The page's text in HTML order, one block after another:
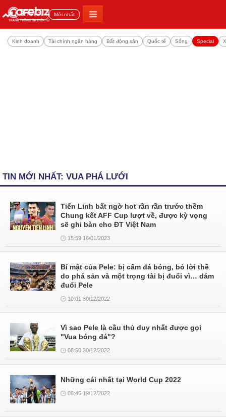
Đọc nhiều Mới nhất
Kinh doanh Tài chính ngân hàng Bất động sản Quốc tế Sống Special
TIN MỚI NHẤT: VUA PHÁ LƯỚI
Tiến Linh bất ngờ hot rần rần trước thềm
Chung kết AFF Cup lượt về, được kỳ vọng
sẽ ghi bàn cho ĐT Việt Nam
15:59 16/01/2023
Bí mật của Pele: bị cấm đá bóng, bỏ lời thề
do phá sản và một trọng tài bị đuổi vì… dám
đuổi Pele
10:01 30/12/2022
Vì sao Pele là cầu thủ duy nhất được gọi
"Vua bóng đá"?
08:50 30/12/2022
Những cái nhất tại World Cup 2022
08:46 19/12/2022